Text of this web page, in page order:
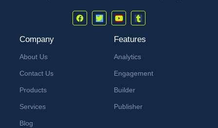
Company
About Us
Contact Us
Products
Services
Blog
Features
Analytics
Engagement
Builder
Publisher